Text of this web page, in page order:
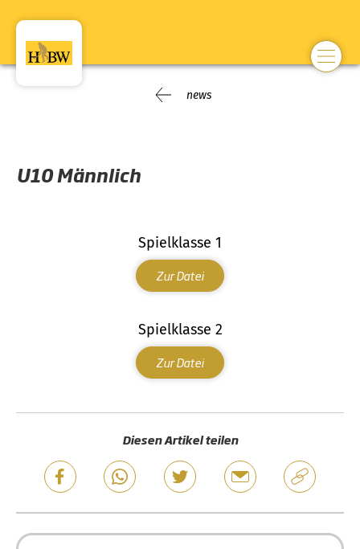
news
U10 Männlich
Spielklasse 1
Zur Datei
Spielklasse 2
Zur Datei
Diesen Artikel teilen